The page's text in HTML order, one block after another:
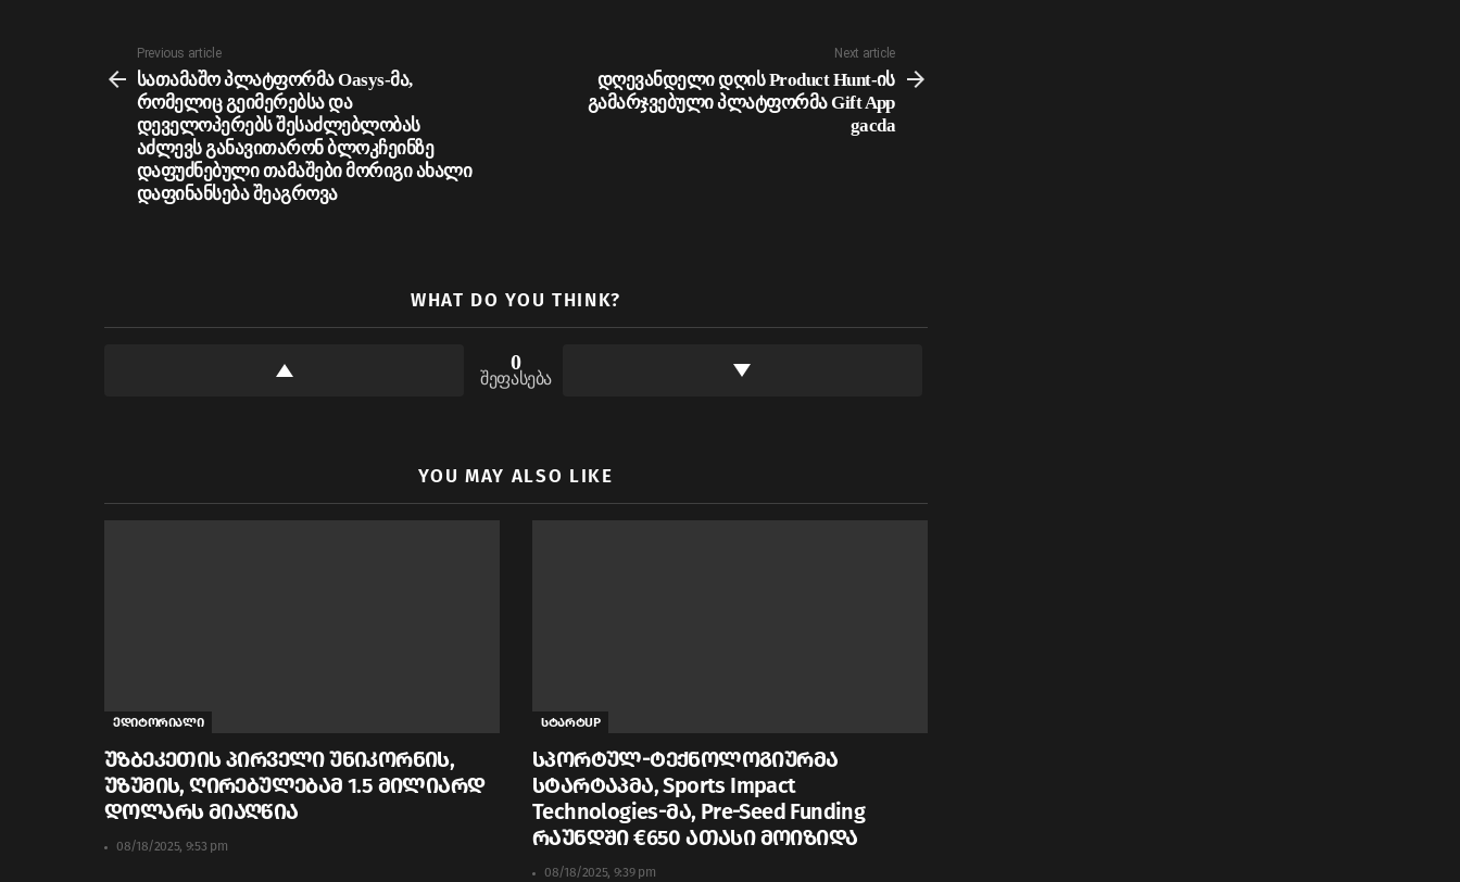
more
Previous article
სათამაშო პლატფორმა Oasys-მა,
რომელიც გეიმერებსა და
დეველოპერებს შესაძლებლობას
აძლევს განავითარონ ბლოკჩეინზე
დაფუძნებული თამაშები მორიგი ახალი
დაფინანსება შეაგროვა
Next article
დღევანდელი დღის Product Hunt-ის
გამარჯვებული პლატფორმა Gift App
gacda
WHAT DO YOU THINK?
0
შეფასება
YOU MAY ALSO LIKE
ედიტორიალი
უზბეკეთის პირველი უნიკორნის,
უზუმის, ღირებულებამ 1.5 მილიარდ
დოლარს მიაღწია
08/18/2025, 9:53 pm
სტარტUP
სპორტულ-ტექნოლოგიურმა
სტარტაპმა, Sports Impact
Technologies-მა, Pre-Seed Funding
რაუნდში €650 ათასი მოიზიდა
08/18/2025, 9:39 pm